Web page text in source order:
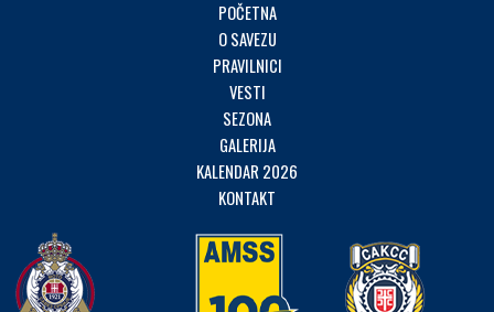
POČETNA
O SAVEZU
PRAVILNICI
VESTI
SEZONA
GALERIJA
KALENDAR 2026
KONTAKT